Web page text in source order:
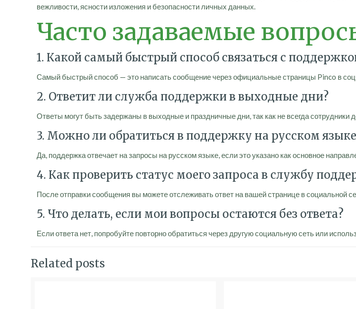
вежливости, ясности изложения и безопасности личных данных.
Часто задаваемые
1. Какой самый быстрый способ связаться с
Самый быстрый способ — это написать сообщение через официальные страницы Pinco в
2. Ответит ли служба поддержки в выходные дни?
Ответы могут быть задержаны в выходные и праздничные дни, так как не всегда сотрудники
3. Можно ли обратиться в поддержку на русском
Да, поддержка отвечает на запросы на русском языке, если это указано как основное
4. Как проверить статус моего запроса в службу
После отправки сообщения вы можете отслеживать ответ на вашей странице в социальной
5. Что делать, если мои вопросы остаются без ответа?
Если ответа нет, попробуйте повторно обратиться через другую социальную сеть или
Related posts